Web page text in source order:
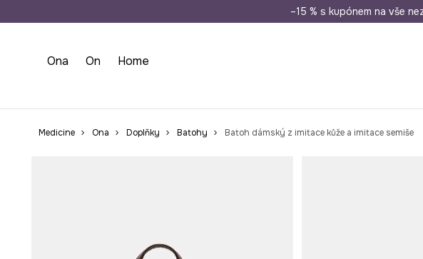
Doprava zdarma při nákupu nad 1 200 Kč
–15 % s kupónem na vše
Ona On Home
Medicine Ona Doplňky Batohy Batoh dámský z imitace kůže a imitace semiše